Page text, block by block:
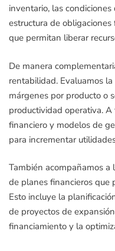
inventario, las
estructura de
que permitan liberar
De manera
rentabilidad. Evaluamos
márgenes por producto o
productividad operativa.
financiero y modelos de
para incrementar
También acompañamos a
de planes financieros que
Esto incluye la
de proyectos de
financiamiento y la